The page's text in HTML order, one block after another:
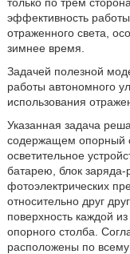
эффективность
отраженного света,
зимнее время.
Задачей полезной
работы автономного
использования
Указанная задача
содержащем опорный
осветительное
батарею, блок заряда-
фотоэлектрических
относительно друг
поверхность каждой
опорного столба.
расположены по всему